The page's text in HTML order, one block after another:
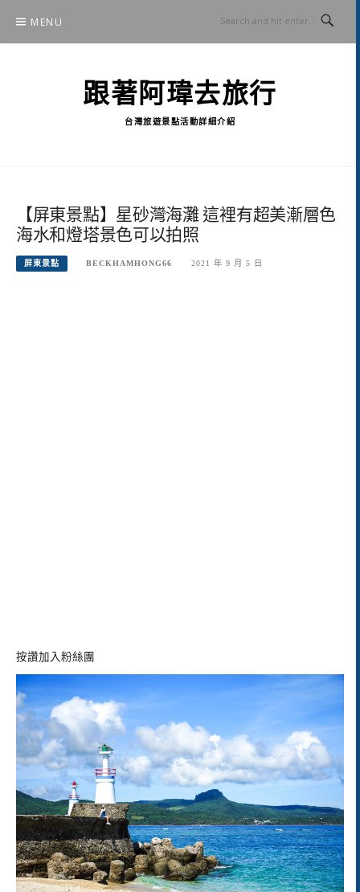
content
MENU
跟著阿瑋去旅行
台灣旅遊景點活動詳細介紹
【屏東景點】星砂灣海灘 這裡有超美漸層色
海水和燈塔景色可以拍照
屏東景點 BECKHAMHONG66 2021 年 9 月 5 日
按讚加入粉絲團